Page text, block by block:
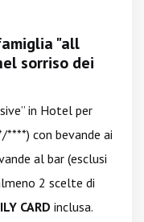
"all
sorriso dei
in Hotel per
con bevande ai
al bar (esclusi
2 scelte di
CARD inclusa.